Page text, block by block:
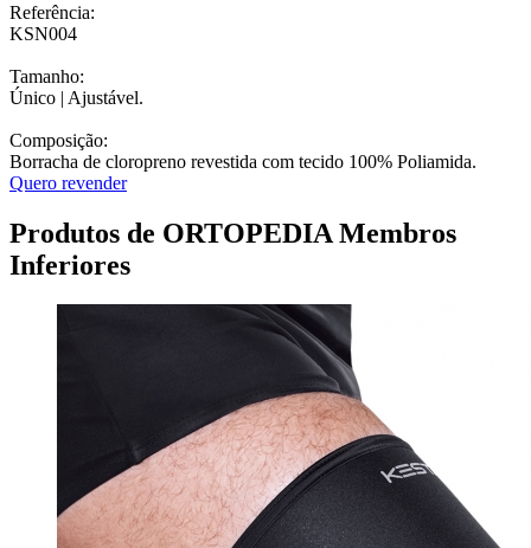
Referência:
KSN004
Tamanho:
Único | Ajustável.
Composição:
Borracha de cloropreno revestida com tecido 100% Poliamida.
Quero revender
Produtos de ORTOPEDIA Membros
Inferiores